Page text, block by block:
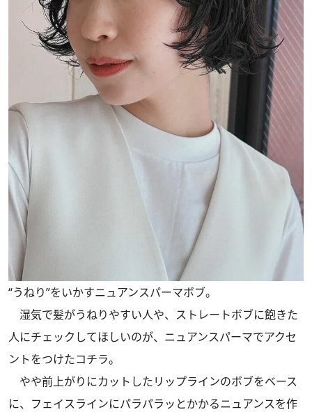
“うねり”をいかすニュアンスパーマボブ。
湿気で髪がうねりやすい人や、ストレートボブに飽きた
人にチェックしてほしいのが、ニュアンスパーマでアクセ
ントをつけたコチラ。
やや前上がりにカットしたリップラインのボブをベース
に、フェイスラインにパラパラッとかかるニュアンスを作